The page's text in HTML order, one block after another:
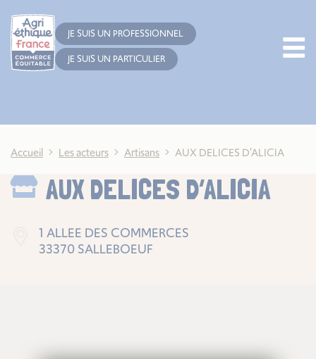
JE SUIS UN PROFESSIONNEL
JE SUIS UN PARTICULIER
Accueil Les acteurs Artisans AUX DELICES D’ALICIA
AUX DELICES D’ALICIA
1 ALLEE DES COMMERCES
33370 SALLEBOEUF